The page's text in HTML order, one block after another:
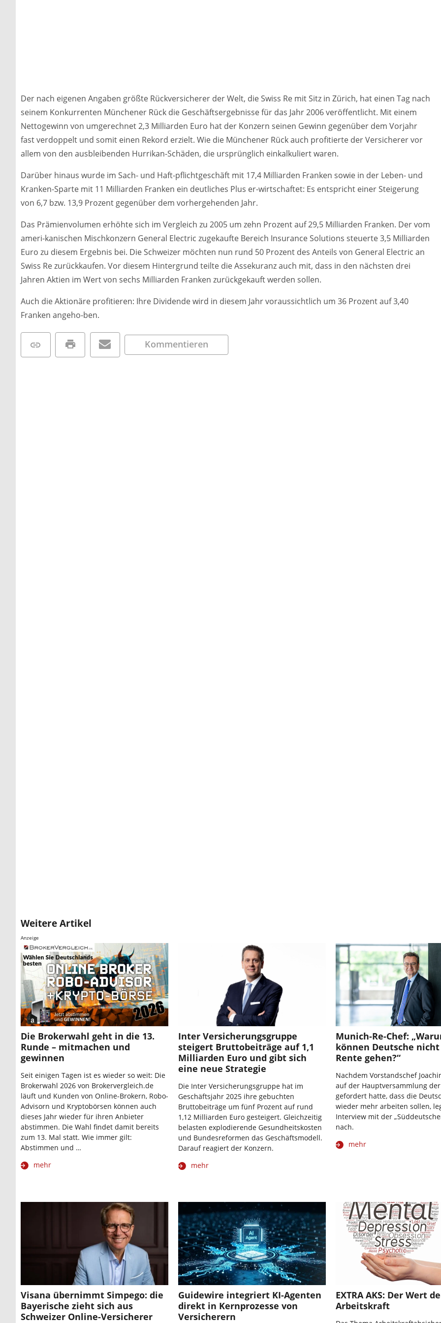
Der nach eigenen Angaben größte Rückversicherer der Welt, die Swiss Re mit Sitz in Zürich, hat einen Tag nach
seinem Konkurrenten Münchener Rück die Geschäftsergebnisse für das Jahr 2006 veröffentlicht. Mit einem
Nettogewinn von umgerechnet 2,3 Milliarden Euro hat der Konzern seinen Gewinn gegenüber dem Vorjahr
fast verdoppelt und somit einen Rekord erzielt. Wie die Münchener Rück auch profitierte der Versicherer vor
allem von den ausbleibenden Hurrikan-Schäden, die ursprünglich einkalkuliert waren.
Darüber hinaus wurde im Sach- und Haft-pflichtgeschäft mit 17,4 Milliarden Franken sowie in der Leben- und
Kranken-Sparte mit 11 Milliarden Franken ein deutliches Plus er-wirtschaftet: Es entspricht einer Steigerung
von 6,7 bzw. 13,9 Prozent gegenüber dem vorhergehenden Jahr.
Das Prämienvolumen erhöhte sich im Vergleich zu 2005 um zehn Prozent auf 29,5 Milliarden Franken. Der vom
ameri-kanischen Mischkonzern General Electric zugekaufte Bereich Insurance Solutions steuerte 3,5 Milliarden
Euro zu diesem Ergebnis bei. Die Schweizer möchten nun rund 50 Prozent des Anteils von General Electric an
Swiss Re zurückkaufen. Vor diesem Hintergrund teilte die Assekuranz auch mit, dass in den nächsten drei
Jahren Aktien im Wert von sechs Milliarden Franken zurückgekauft werden sollen.
Auch die Aktionäre profitieren: Ihre Dividende wird in diesem Jahr voraussichtlich um 36 Prozent auf 3,40
Franken angeho-ben.
Kommentieren
Weitere Artikel
Anzeige
Die Brokerwahl geht in die 13.
Runde – mitmachen und
gewinnen
Seit einigen Tagen ist es wieder so weit: Die
Brokerwahl 2026 von Brokervergleich.de
läuft und Kunden von Online-Brokern, Robo-
Advisorn und Kryptobörsen können auch
dieses Jahr wieder für ihren Anbieter
abstimmen. Die Wahl findet damit bereits
zum 13. Mal statt. Wie immer gilt:
Abstimmen und …
mehr
Inter Versicherungsgruppe
steigert Bruttobeiträge auf 1,1
Milliarden Euro und gibt sich
eine neue Strategie
Die Inter Versicherungsgruppe hat im
Geschäftsjahr 2025 ihre gebuchten
Bruttobeiträge um fünf Prozent auf rund
1,12 Milliarden Euro gesteigert. Gleichzeitig
belasten explodierende Gesundheitskosten
und Bundesreformen das Geschäftsmodell.
Darauf reagiert der Konzern.
mehr
Munich-Re-Chef:
können Deutsche
Rente gehen?“
Nachdem Vorstandschef
auf der Hauptversammlung
gefordert hatte, dass die
wieder mehr arbeiten sollen,
Interview mit der
nach.
mehr
Visana übernimmt Simpego: die
Bayerische zieht sich aus
Schweizer Online-Versicherer
Guidewire integriert KI-Agenten
direkt in Kernprozesse von
Versicherern
EXTRA AKS: Der Wert
Arbeitskraft